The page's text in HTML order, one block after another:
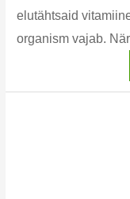
elutähtsaid
organism vajab.